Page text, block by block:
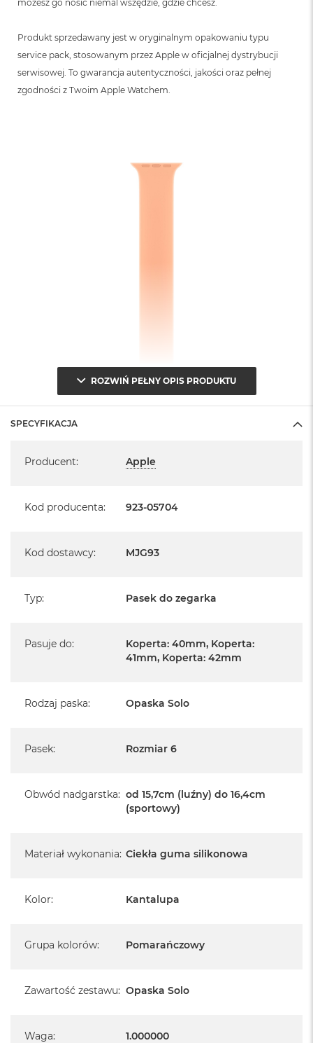
możesz go nosić niemal wszędzie, gdzie chcesz.
Produkt sprzedawany jest w oryginalnym opakowaniu typu
service pack, stosowanym przez Apple w oficjalnej dystrybucji
serwisowej. To gwarancja autentyczności, jakości oraz pełnej
zgodności z Twoim Apple Watchem.
ROZWIŃ PEŁNY OPIS PRODUKTU
SPECYFIKACJA
Producent: Apple
Kod producenta: 923-05704
Kod dostawcy: MJG93
Typ: Pasek do zegarka
Pasuje do:
Koperta: 40mm, Koperta:
41mm, Koperta: 42mm
Rodzaj paska: Opaska Solo
Pasek: Rozmiar 6
Obwód nadgarstka: od 15,7cm (luźny) do 16,4cm
(sportowy)
Materiał wykonania: Ciekła guma silikonowa
Kolor: Kantalupa
Grupa kolorów: Pomarańczowy
Zawartość zestawu: Opaska Solo
Waga: 1.000000